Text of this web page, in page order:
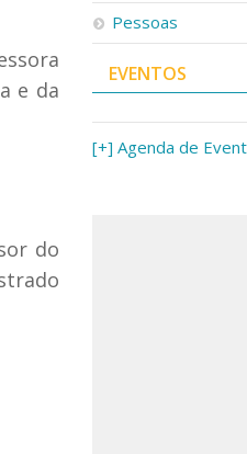
e da
do
Pessoas
EVENTOS
[+] Agenda de